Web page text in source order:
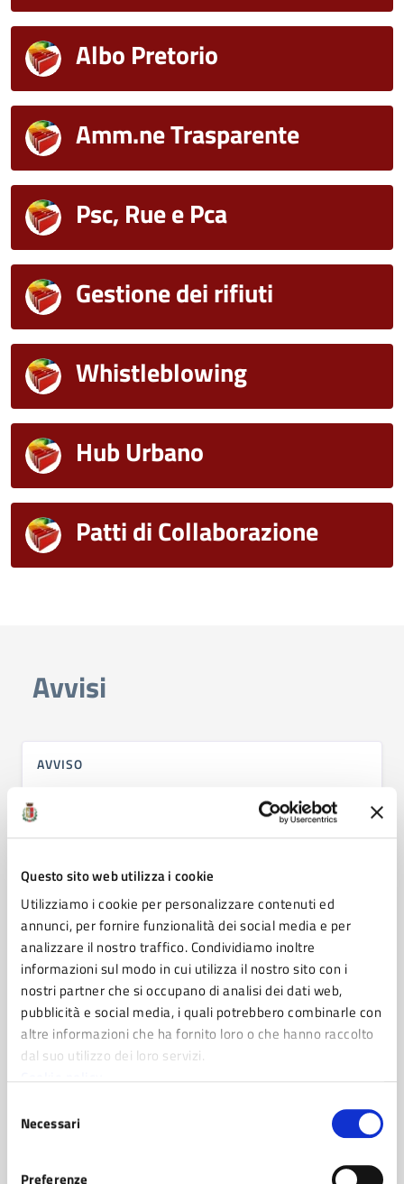
Questo sito web utilizza i cookie
Utilizziamo i cookie per personalizzare contenuti ed
annunci, per fornire funzionalità dei social media e per
analizzare il nostro traffico. Condividiamo inoltre
informazioni sul modo in cui utilizza il nostro sito con i
nostri partner che si occupano di analisi dei dati web,
pubblicità e social media, i quali potrebbero combinarle con
altre informazioni che ha fornito loro o che hanno raccolto
dal suo utilizzo dei loro servizi.
delNecessari
Preferenze
Albo Pretorio
Amm.ne Trasparente
Psc, Rue e Pca
Gestione dei rifiuti
Whistleblowing
Hub Urbano
Patti di Collaborazione
Avvisi
AVVISO
Avviso rivolto alle organizzazioni private per
raccogliere le candidature a supporto, a titolo
non oneroso, della compilazione on-line delle
finalizzato alla raccolta delle domande dei
cittadini che necessitano di un sostegno
economico per il pagamento dei canoni di
locazione nel mercato privato.
VAI ALLA PAGINA
AVVISO
Polizia Locale